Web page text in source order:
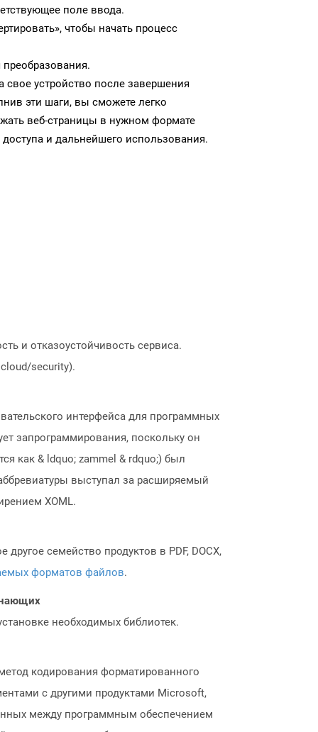
поле ввода.
чтобы начать процесс
свое устройство после завершения
эти шаги, вы сможете легко
веб-страницы в нужном формате
и дальнейшего использования.
и отказоустойчивость сервиса.
security).
интерфейса для программных
запрограммирования, поскольку он
как & ldquo; zammel & rdquo;) был
выступал за расширяемый
XOML.
семейство продуктов в PDF, DOCX,
форматов файлов.
необходимых библиотек.
кодирования форматированного
с другими продуктами Microsoft,
между программным обеспечением